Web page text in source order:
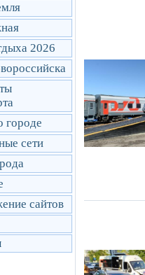
2026
городе
сети
сайтов